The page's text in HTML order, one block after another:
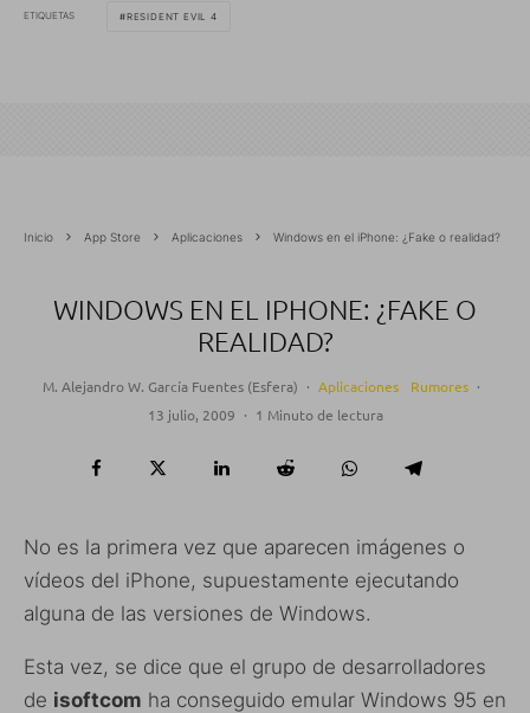
ETIQUETAS RESIDENT EVIL 4
Inicio App Store Aplicaciones Windows en el iPhone: ¿Fake o realidad?
WINDOWS EN EL IPHONE: ¿FAKE O
REALIDAD?
M. Alejandro W. García Fuentes (Esfera) · Aplicaciones Rumores ·
13 julio, 2009 · 1 Minuto de lectura
No es la primera vez que aparecen imágenes o
vídeos del iPhone, supuestamente ejecutando
alguna de las versiones de Windows.
Esta vez, se dice que el grupo de desarrolladores
de isoftcom ha conseguido emular Windows 95 en